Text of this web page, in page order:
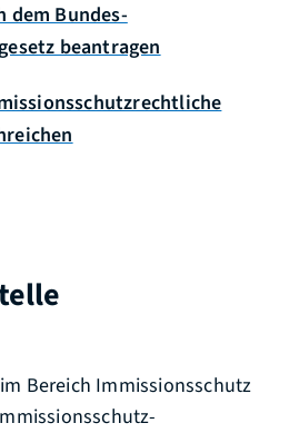
dem Bundes-
beantragen
Bereich Immissionsschutz